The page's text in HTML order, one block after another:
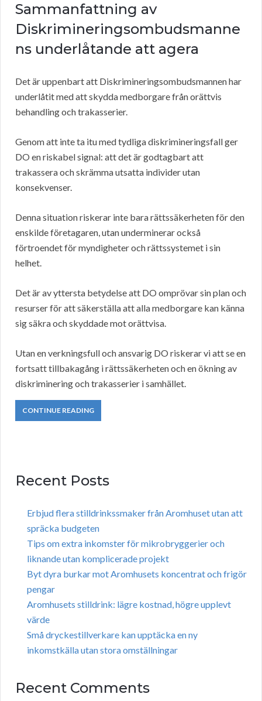
Sammanfattning av
Diskrimineringsombudsmanne
ns underlåtande att agera
Det är uppenbart att Diskrimineringsombudsmannen har
underlåtit med att skydda medborgare från orättvis
behandling och trakasserier.
Genom att inte ta itu med tydliga diskrimineringsfall ger
DO en riskabel signal: att det är godtagbart att
trakassera och skrämma utsatta individer utan
konsekvenser.
Denna situation riskerar inte bara rättssäkerheten för den
enskilde företagaren, utan underminerar också
förtroendet för myndigheter och rättssystemet i sin
helhet.
Det är av yttersta betydelse att DO omprövar sin plan och
resurser för att säkerställa att alla medborgare kan känna
sig säkra och skyddade mot orättvisa.
Utan en verkningsfull och ansvarig DO riskerar vi att se en
fortsatt tillbakagång i rättssäkerheten och en ökning av
diskriminering och trakasserier i samhället.
CONTINUE READING
Recent Posts
Erbjud flera stilldrinkssmaker från Aromhuset utan att
spräcka budgeten
Tips om extra inkomster för mikrobryggerier och
liknande utan komplicerade projekt
Byt dyra burkar mot Aromhusets koncentrat och frigör
pengar
Aromhusets stilldrink: lägre kostnad, högre upplevt
värde
Små dryckestillverkare kan upptäcka en ny
inkomstkälla utan stora omställningar
Recent Comments